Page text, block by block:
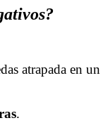
atrapada en un
.